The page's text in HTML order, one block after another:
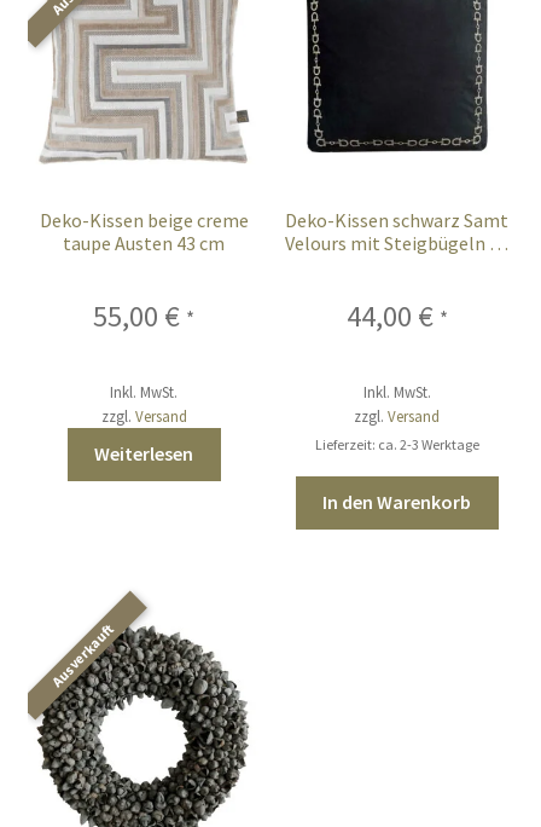
Deko-Kissen beige creme
taupe Austen 43 cm
55,00 € *
Inkl. MwSt.
zzgl. Versand
Weiterlesen
Deko-Kissen schwarz Samt
Velours mit Steigbügeln 50
44,00 € *
Inkl. MwSt.
zzgl.Versand
Lieferzeit: ca. 2-3 Werktage
In den Warenkorb